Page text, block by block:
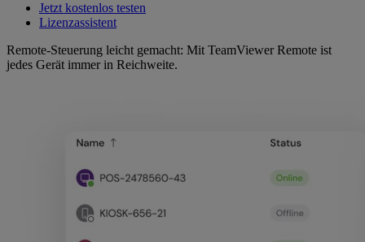
Jetzt kostenlos testen
Lizenzassistent
Remote-Steuerung leicht gemacht: Mit TeamViewer Remote ist
jedes Gerät immer in Reichweite.